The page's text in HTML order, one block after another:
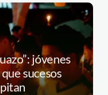
jóvenes
sucesos